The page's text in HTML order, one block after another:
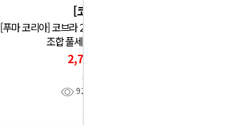
[코브라]
[푸마 코리아] 코브라 26년 OPTM MAX-K 남성용
조합 풀세트 (D+U+I) GF
2,740,000
코브라
92